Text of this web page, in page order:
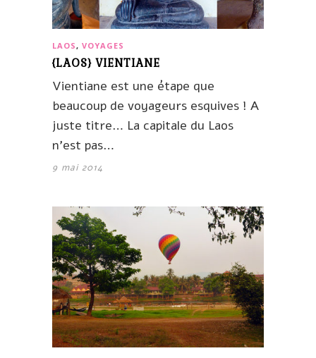
LAOS, VOYAGES
{LAOS} VIENTIANE
Vientiane est une étape que
beaucoup de voyageurs esquives ! A
juste titre… La capitale du Laos
n’est pas…
9 mai 2014